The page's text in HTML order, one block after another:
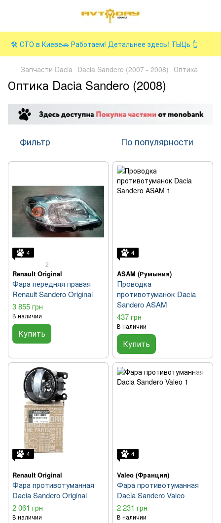
🛠️ СТО в Киеве🚗 Работаем! Детальнее здесь! ТЫЦь 👆
Запчасти Dacia Dacia Sandero (2007 - 2008) Оптика
Оптика Dacia Sandero (2008)
Фильтр По популярности
4
2
Renault Original
Фара передняя правая
Renault Sandero Original
3 855 грн
В наличии
Купить
4
ASAM (Румыния)
Проводка
противотуманок Dacia
Sandero ASAM
437 грн
В наличии
Купить
4
Renault Original
Фара противотуманная
Dacia Sandero Original
2 061 грн
В наличии
4
Valeo (Франция)
Фара противотуманная
Dacia Sandero Valeo
2 231 грн
В наличии